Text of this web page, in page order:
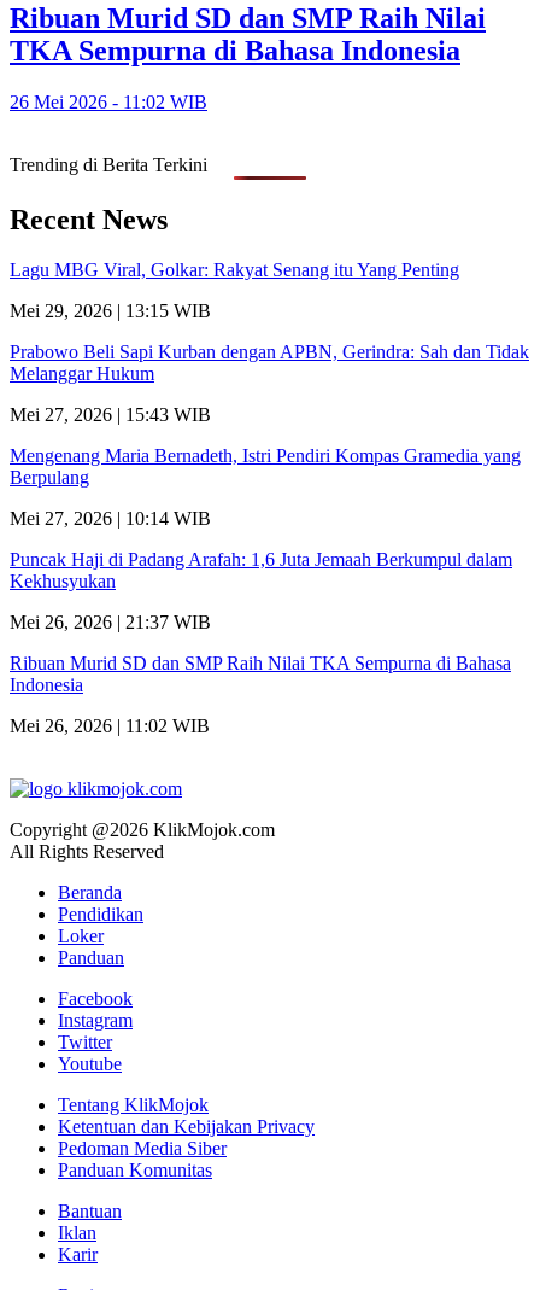
Ribuan Murid SD dan SMP Raih Nilai
TKA Sempurna di Bahasa Indonesia
26 Mei 2026 - 11:02 WIB
Trending di Berita Terkini
Recent News
Lagu MBG Viral, Golkar: Rakyat Senang itu Yang Penting
Mei 29, 2026 | 13:15 WIB
Prabowo Beli Sapi Kurban dengan APBN, Gerindra: Sah dan Tidak
Melanggar Hukum
Mei 27, 2026 | 15:43 WIB
Mengenang Maria Bernadeth, Istri Pendiri Kompas Gramedia yang
Berpulang
Mei 27, 2026 | 10:14 WIB
Puncak Haji di Padang Arafah: 1,6 Juta Jemaah Berkumpul dalam
Kekhusyukan
Mei 26, 2026 | 21:37 WIB
Ribuan Murid SD dan SMP Raih Nilai TKA Sempurna di Bahasa
Indonesia
Mei 26, 2026 | 11:02 WIB
Copyright @2026 KlikMojok.com
All Rights Reserved
Beranda
Pendidikan
Loker
Panduan
Facebook
Instagram
Twitter
Youtube
Tentang KlikMojok
Ketentuan dan Kebijakan Privacy
Pedoman Media Siber
Panduan Komunitas
Bantuan
Iklan
Karir